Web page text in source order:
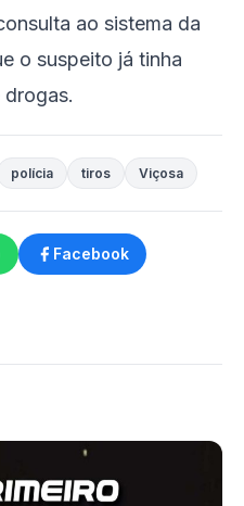
ao sistema da
o suspeito já tinha
polícia tiros Viçosa
Facebook